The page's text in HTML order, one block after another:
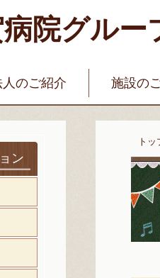
院グルー
人のご紹介 施設の
賀クリニック 産科・婦人
賀国際看護学院
ン
トッ